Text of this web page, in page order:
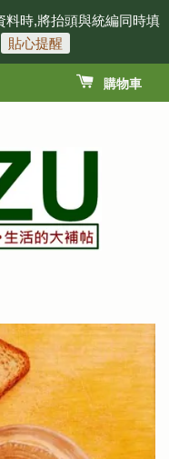
料時,將抬頭與統編同時填
貼心提醒
購物車